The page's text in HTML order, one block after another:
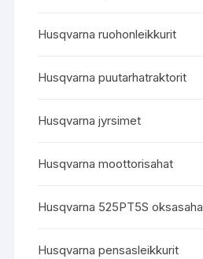
Husqvarna ruohonleikkurit
Husqvarna puutarhatraktorit
Husqvarna jyrsimet
Husqvarna moottorisahat
Husqvarna 525PT5S oksasaha
Husqvarna pensasleikkurit